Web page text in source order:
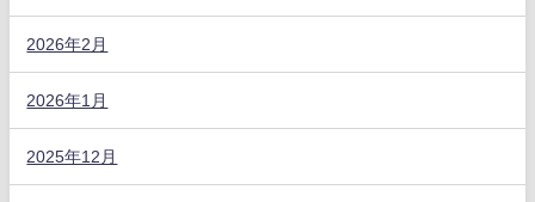
2026年2月
2026年1月
2025年12月